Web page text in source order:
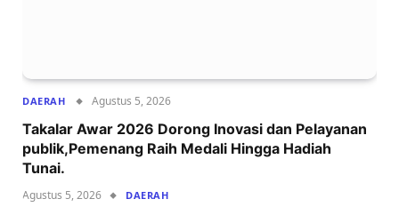
DAERAH Agustus 5, 2026
Takalar Awar 2026 Dorong Inovasi dan Pelayanan
publik,Pemenang Raih Medali Hingga Hadiah
Tunai.
Agustus 5, 2026 DAERAH